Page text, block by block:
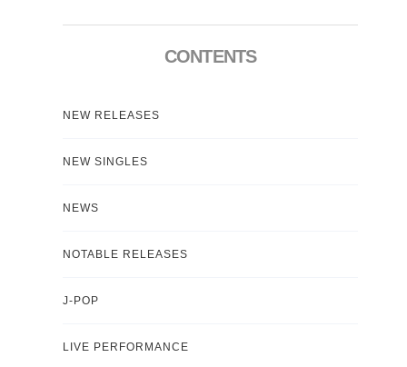
CONTENTS
NEW RELEASES
NEW SINGLES
NEWS
NOTABLE RELEASES
J-POP
LIVE PERFORMANCE